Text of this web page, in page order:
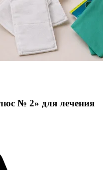
№ 2» для лечения